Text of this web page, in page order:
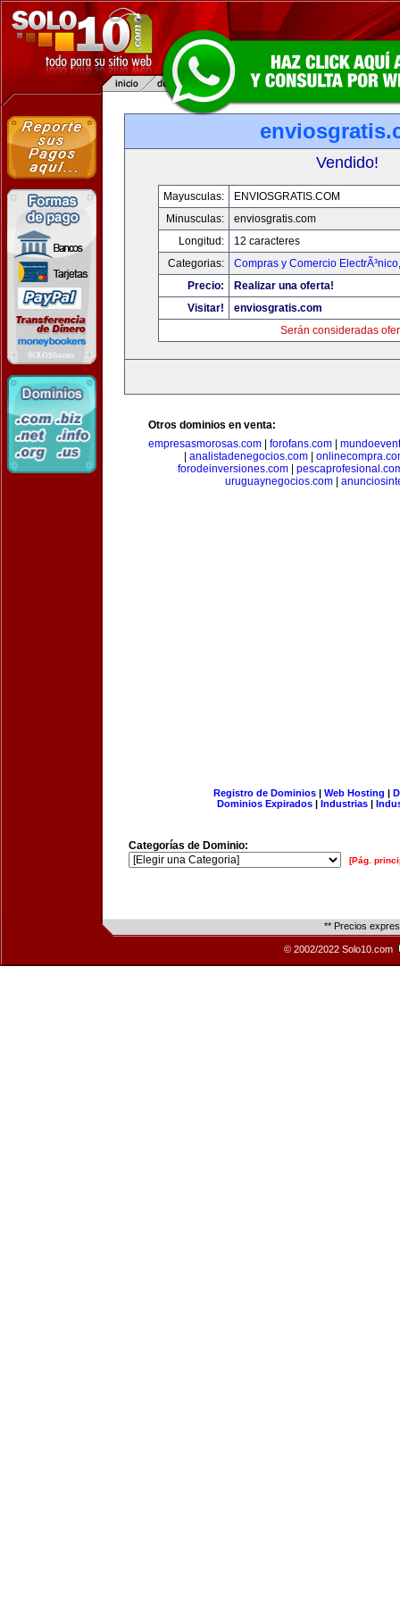
Vendido!
Mayusculas:
ENVIOSGRATIS.COM
Minusculas:
enviosgratis.com
Longitud:
12 caracteres
Categorias:
Compras y Comercio ElectrÃ³nico
Precio:
Realizar una oferta!
Visitar!
enviosgratis.com
Serán consideradas
Otros dominios en venta:
empresasmorosas.com
forofans.com
analistadenegocios.com
forodeinversiones.com
uruguaynegocios.com
Registro de Dominios| Web Hosting |
Dominios Expirados | Industrias |
Categorías de Dominio:
[Pág.
** Precios
© 2002/2022 Solo10.com